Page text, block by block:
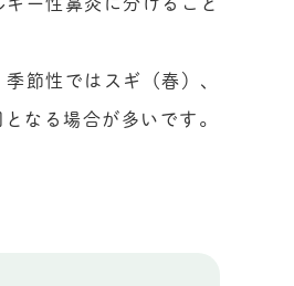
節性ではスギ（春）、
なる場合が多いです。